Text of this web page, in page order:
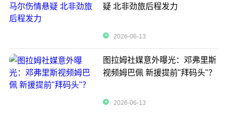
疑 北非劲旅后程发力
2026-06-13
图拉姆社媒意外曝光：邓弗里斯
视频姆巴佩 新援提前"拜码头"？
2026-06-13